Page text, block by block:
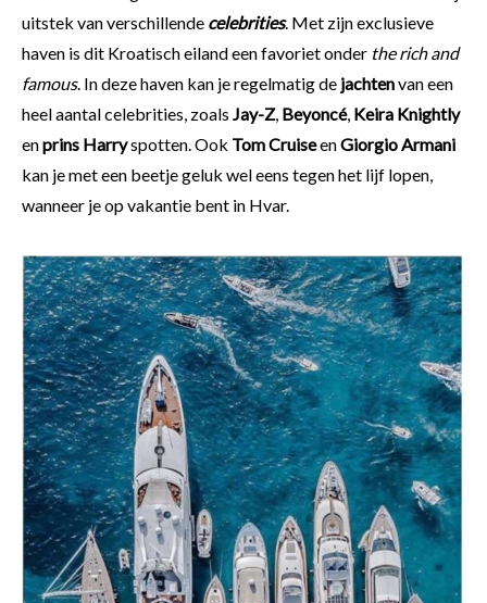
uitstek van verschillende celebrities. Met zijn exclusieve
haven is dit Kroatisch eiland een favoriet onder the rich and
famous. In deze haven kan je regelmatig de jachtenvan een
heel aantal celebrities, zoals Jay-Z, Beyoncé, Keira Knightly
enprins Harryspotten. Ook Tom CruiseenGiorgio Armani
kan je met een beetje geluk wel eens tegen het lijf lopen,
wanneer je op vakantie bent in Hvar.